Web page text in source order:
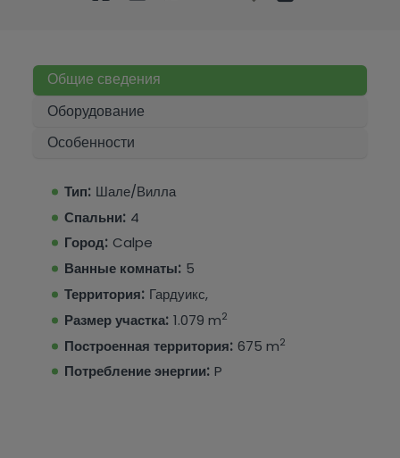
Общие сведения
Оборудование
Особенности
Тип: Шале/Вилла
Спальни: 4
Город: Calpe
Ванные комнаты: 5
Территория: Гардуикс,
Размер участка: 1.079 m2
Построенная территория: 675 m2
Потребление энергии: P